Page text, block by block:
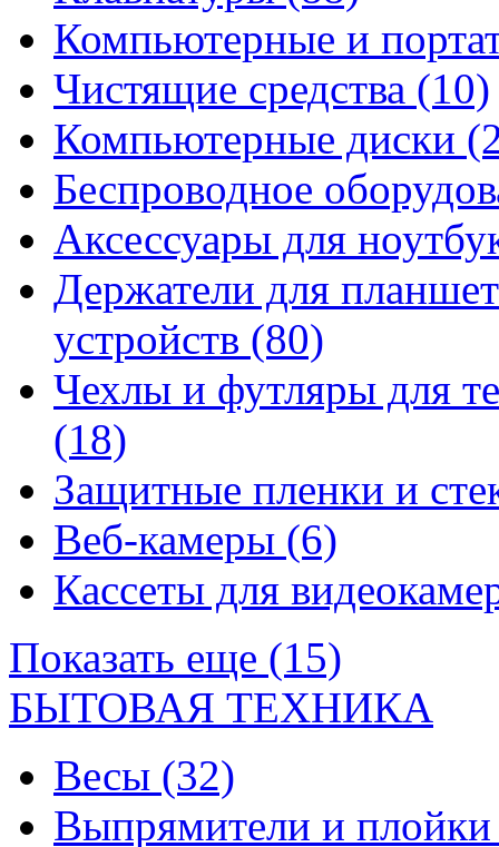
Компьютерные и
Чистящие средства (10)
Компьютерные диски
Беспроводное
Аксессуары для
Держатели для
устройств (80)
Чехлы и футляры для
(18)
Защитные пленки и
Веб-камеры (6)
Кассеты для
Показать еще (15)
БЫТОВАЯ ТЕХНИКА
Весы (32)
Выпрямители и